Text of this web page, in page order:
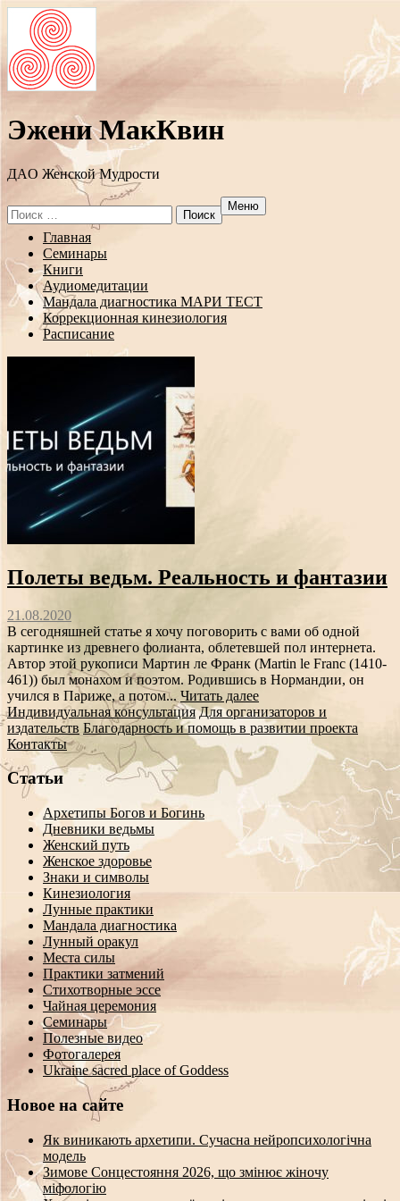
Эжени МакКвин
ДAO Женской Мудрости
Search
for:
Меню
Перейти
содержанию
Главная
Семинары
Книги
Аудиомедитации
Мандала диагностика МАРИ ТЕСТ
Коррекционная кинезиология
Расписание
Полеты ведьм. Реальность и фантазии
21.08.2020
В сегодняшней статье я хочу поговорить с вами об одной
картинке из древнего фолианта, облетевшей пол интернета.
Автор этой рукописи Мартин ле Франк (Martin le Franc (1410-
461)) был монахом и поэтом. Родившись в Нормандии, он
учился в Париже, а потом... Читать далее
Индивидуальная консультация Для организаторов и
издательств Благодарность и помощь в развитии проекта
Контакты
Статьи
Архетипы Богов и Богинь
Дневники ведьмы
Женский путь
Женское здоровье
Знаки и символы
Кинезиология
Лунные практики
Мандала диагностика
Лунный оракул
Места силы
Практики затмений
Стихотворные эссе
Чайная церемония
Семинары
Полезные видео
Фотогалерея
Ukraine sacred place of Goddess
Новое на сайте
Як виникають архетипи. Сучасна нейропсихологічна
модель
Зимове Сонцестояння 2026, що змінює жіночу
міфологію